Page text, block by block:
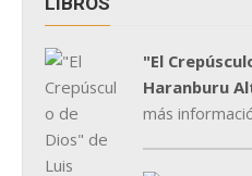
"El
Haranburu
más